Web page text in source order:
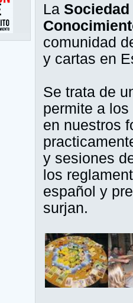
La
comunidad
y cartas en
Se trata de
permite a
en nuestros
y sesiones
los
español y
surjan.